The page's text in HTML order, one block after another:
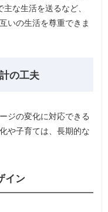
な生活を送るなど、
いの生活を尊重できま
の工夫
ジの変化に対応できる
や子育ては、長期的な
イン